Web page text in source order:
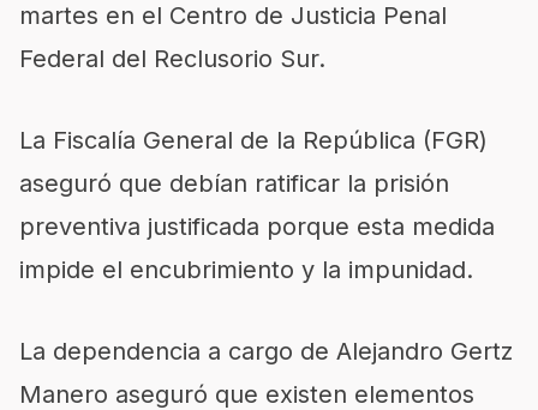
martes en el Centro de Justicia Penal
Federal del Reclusorio Sur.
La Fiscalía General de la República (FGR)
aseguró que debían ratificar la prisión
preventiva justificada porque esta medida
impide el encubrimiento y la impunidad.
La dependencia a cargo de Alejandro Gertz
Manero aseguró que existen elementos